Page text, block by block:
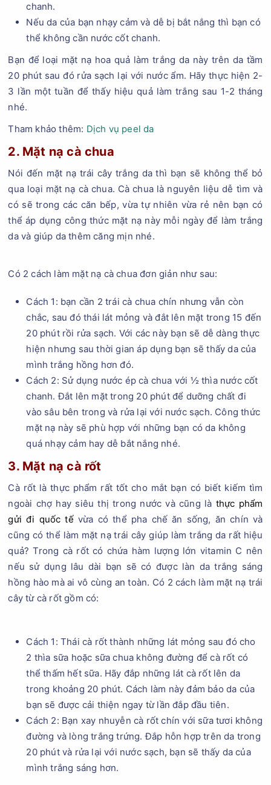
chanh.
Nếu da của bạn nhạy cảm và dễ bị bắt nắng thì bạn có
thể không cần nước cốt chanh.
Bạn để loại mặt nạ hoa quả làm trắng da này trên da tầm
20 phút sau đó rửa sạch lại với nước ẩm. Hãy thực hiện 2-
3 lần một tuần để thấy hiệu quả làm trắng sau 1-2 tháng
nhé.
Tham khảo thêm: Dịch vụ peel da
2. Mặt nạ cà chua
Nói đến mặt nạ trái cây trắng da thì bạn sẽ không thể bỏ
qua loại mặt nạ cà chua. Cà chua là nguyên liệu dễ tìm và
có sẽ trong các căn bếp, vừa tự nhiên vừa rẻ nên bạn có
thể áp dụng công thức mặt nạ này mỗi ngày để làm trắng
da và giúp da thêm căng mịn nhé.
Có 2 cách làm mặt nạ cà chua đơn giản như sau:
Cách 1: bạn cần 2 trái cà chua chín nhưng vẫn còn
chắc, sau đó thái lát mỏng và đắt lên mặt trong 15 đến
20 phút rồi rửa sạch. Với các này bạn sẽ dễ dàng thực
hiện nhưng sau thời gian áp dụng bạn sẽ thấy da của
mình trắng hồng hơn đó.
Cách 2: Sử dụng nước ép cà chua với ½ thìa nước cốt
chanh. Đắt lên mặt trong 20 phút để dưỡng chất đi
vào sâu bên trong và rửa lại với nước sạch. Công thức
mặt nạ này sẽ phù hợp với những bạn có da không
quá nhạy cảm hay dễ bắt nắng nhé.
3. Mặt nạ cà rốt
Cà rốt là thực phẩm rất tốt cho mắt bạn có biết kiếm tìm
ngoài chợ hay siêu thị trong nước và cũng là thực phẩm
gửi đi quốc tếvừa có thể pha chế ăn sống, ăn chín và
cũng có thể làm mặt nạ trái cây giúp làm trắng da rất hiệu
quả? Trong cà rốt có chứa hàm lượng lớn vitamin C nên
nếu sử dụng lâu dài bạn sẽ có được làn da trắng sáng
hồng hào mà ai vô cùng an toàn. Có 2 cách làm mặt nạ trái
cây từ cà rốt gồm có:
Cách 1: Thái cà rốt thành những lát mỏng sau đó cho
2 thìa sữa hoặc sữa chua không đường để cà rốt có
thể thấm hết sữa. Hãy đắp những lát cà rốt lên da
trong khoảng 20 phút. Cách làm này đảm bảo da của
bạn sẽ được cải thiện ngay từ lần đắp đầu tiên.
Cách 2: Bạn xay nhuyễn cà rốt chín với sữa tươi không
đường và lòng trắng trứng. Đắp hỗn hợp trên da trong
20 phút và rửa lại với nước sạch, bạn sẽ thấy da của
mình trắng sáng hơn.